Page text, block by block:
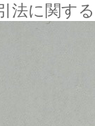
法に関す